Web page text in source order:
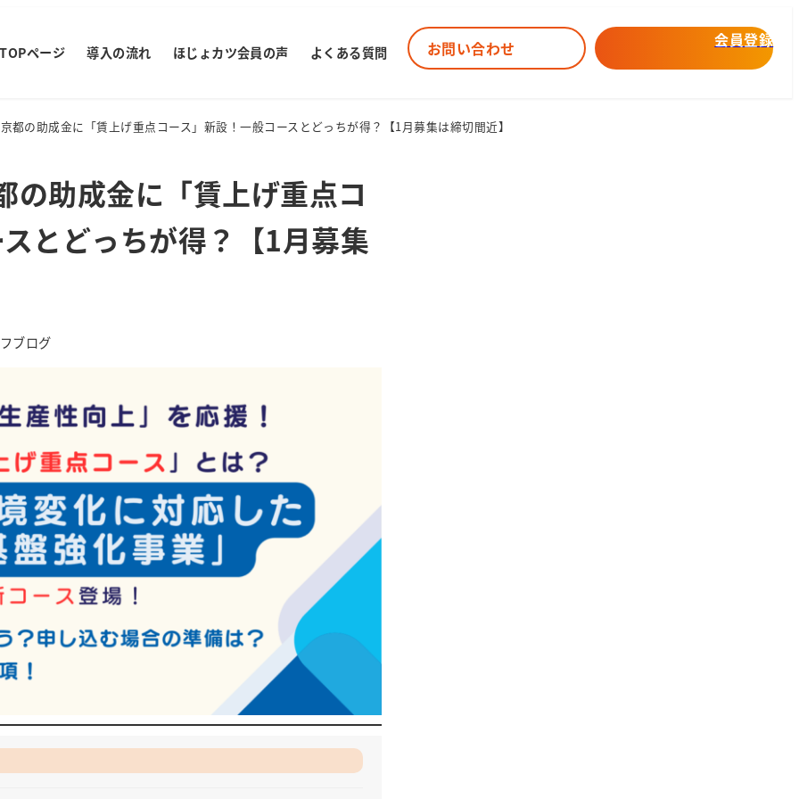
TOPページ 導入の流れ ほじょカツ会員の声 よくある質問 お問い合わせ 会員登録
都の助成金に「賃上げ重点コース」新設！一般コースとどっちが得？【1月募集は締切間近】
の助成金に「賃上げ重点コ
とどっちが得？【1月募集
ブログ